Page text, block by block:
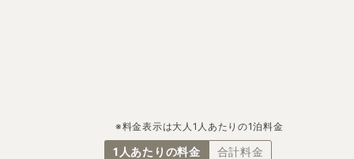
※料金表示は大人1人あたりの1泊料金
1人あたりの料金 合計料金